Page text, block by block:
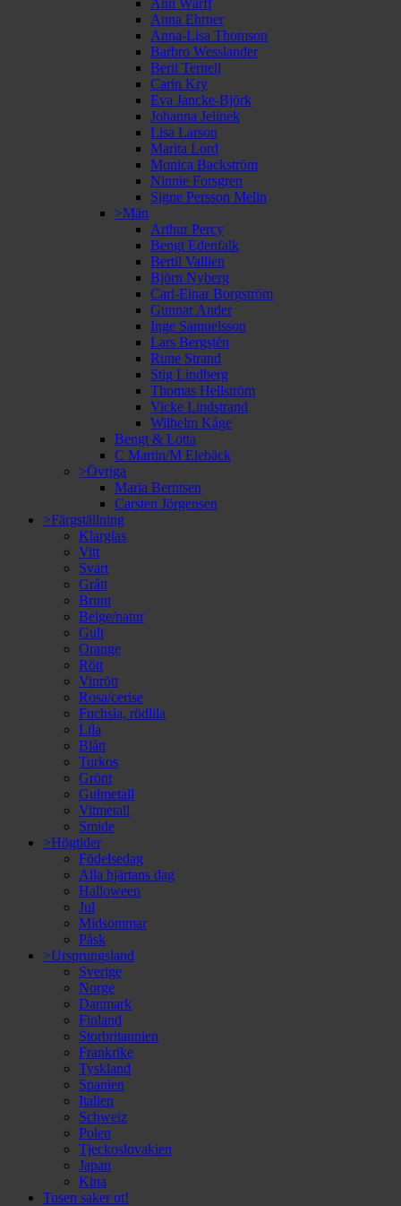
Anna Ehrner
Anna-Lisa Thomson
Barbro Wesslander
Berit Ternell
Carin Kry
Eva Jancke-Björk
Johanna Jelinek
Lisa Larson
Marita Lord
Monica Backström
Ninnie Forsgren
Signe Persson Melin
>Män
Arthur Percy
Bengt Edenfalk
Bertil Vallien
Björn Nyberg
Carl-Einar Borgström
Gunnar Ander
Inge Samuelsson
Lars Bergstén
Rune Strand
Stig Lindberg
Thomas Hellström
Vicke Lindstrand
Wilhelm Kåge
Bengt & Lotta
C Martin/M Elebäck
>Övriga
Maria Berntsen
Carsten Jörgensen
>Färgställning
Klarglas
Vitt
Svart
Grått
Brunt
Beige/natur
Gult
Orange
Rött
Vinrött
Rosa/cerise
Fuchsia, rödlila
Lila
Blått
Turkos
Grönt
Gulmetall
Vitmetall
Smide
>Högtider
Födelsedag
Alla hjärtans dag
Halloween
Jul
Midsommar
Påsk
>Ursprungsland
Sverige
Norge
Danmark
Finland
Storbritannien
Frankrike
Tyskland
Spanien
Italien
Schweiz
Polen
Tjeckoslovakien
Japan
Kina
Tusen saker ut!